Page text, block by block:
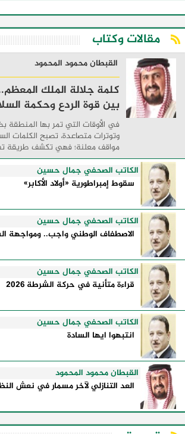
مقالات وكتاب
القبطان محمود المحمود
كلمة جلالة الملك
بين قوة الردع وحكمة
في الأوقات التي تمر بها المنطقة
وتوترات متصاعدة، تصبح الكلمات
مواقف معلنة؛ فهي تكشف طريقة
إدارتها للأزمات، والحدود التي تفصل
الكاتب الصحفي جمال حسين
سقوط إمبراطورية «أولاد الأكابر»
الكاتب الصحفي جمال حسين
الاصطفاف الوطني واجب.. ومواجهة
الكاتب الصحفي جمال حسين
قراءة متأنية في حركة الشرطة 2026
الكاتب الصحفي جمال حسين
انتبهوا ايها السادة
القبطان محمود المحمود
العد التنازلي لآخر مسمار في نعش